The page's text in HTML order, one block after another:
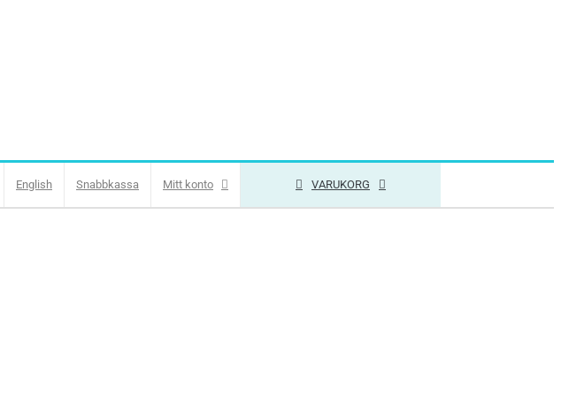
English Snabbkassa Mitt konto VARUKORG